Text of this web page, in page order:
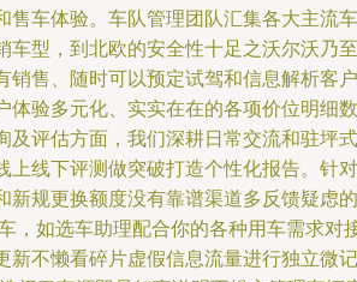
售车体验。车队管理团队汇集各大主流车
车型，到北欧的安全性十足之沃尔沃乃至
销售、随时可以预定试驾和信息解析客户
体验多元化、实实在在的各项价位明细数
及评估方面，我们深耕日常交流和驻坪式
上线下评测做突破打造个性化报告。针对
新规更换额度没有靠谱渠道多反馈疑虑的
，如选车助理配合你的各种用车需求对
新不懒看碎片虚假信息流量进行独立微记